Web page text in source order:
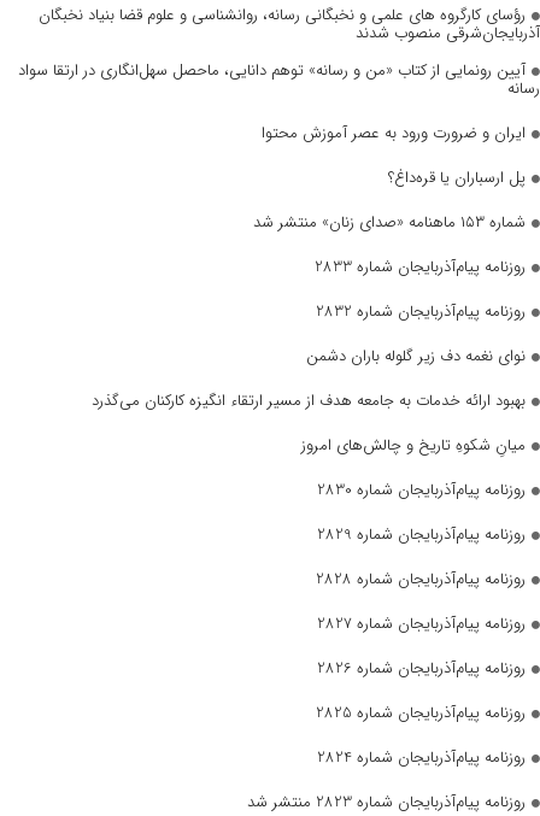
رؤسای کارگروه های علمی و نخبگانی رسانه، روانشناسی و علوم قضا بنیاد نخبگان
آذربایجان‌شرقی منصوب شدند
آیین رونمایی از کتاب «من و رسانه» توهم دانایی، ماحصل سهل‌انگاری در ارتقا سواد
رسانه
ایران و ضرورت ورود به عصر آموزش محتوا
پل ارسباران یا قره‌داغ؟
شماره ۱۵۳ ماهنامه «صدای زنان» منتشر شد
روزنامه پیام‌آذربایجان شماره 2833
روزنامه پیام‌آذربایجان شماره 2832
نوای نغمه دف زیر گلوله باران دشمن
بهبود ارائه خدمات به جامعه هدف از مسیر ارتقاء انگیزه کارکنان می‌گذرد
میانِ شکوهِ تاریخ و چالش‌های امروز
روزنامه پیام‌آذربایجان شماره 2830
روزنامه پیام‌آذربایجان شماره 2829
روزنامه پیام‌آذربایجان شماره 2828
روزنامه پیام‌آذربایجان شماره 2827
روزنامه پیام‌آذربایجان شماره 2826
روزنامه پیام‌آذربایجان شماره 2825
روزنامه پیام‌آذربایجان شماره 2824
روزنامه پیام‌آذربایجان شماره 2823 منتشر شد